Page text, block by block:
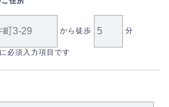
から徒歩 分
必須入力項目です